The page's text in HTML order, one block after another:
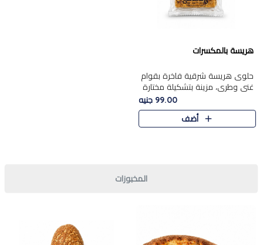
هريسة بالمكسرات
حلوى هريسة شرقية فاخرة بقوام
غني وطري، مزينة بتشكيلة مختارة
من المكسرات الفاخرة التي تضيف
قرمشة مميزة ونكهة غنية في كل
قطعة. تجمع بين المذاق..
99.00 جنيه
أضف
المخبوزات